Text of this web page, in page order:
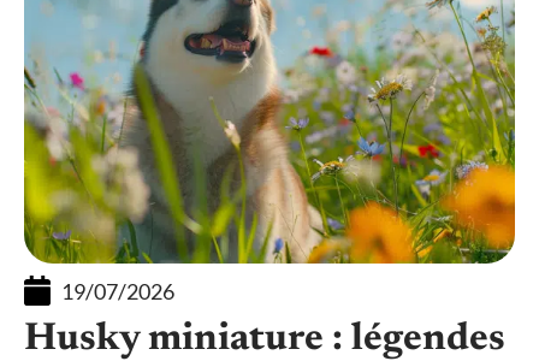
19/07/2026
Husky miniature : légendes